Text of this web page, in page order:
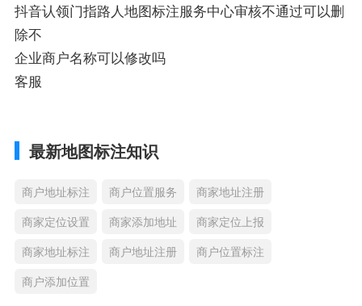
抖音认领门指路人地图标注服务中心审核不通过可以删
除不
企业商户名称可以修改吗
客服
最新地图标注知识
商户地址标注 商户位置服务
商家地址注册
商家定位设置
商家添加地址
商家定位上报
商家地址标注
商户地址注册
商户位置标注
商户添加位置